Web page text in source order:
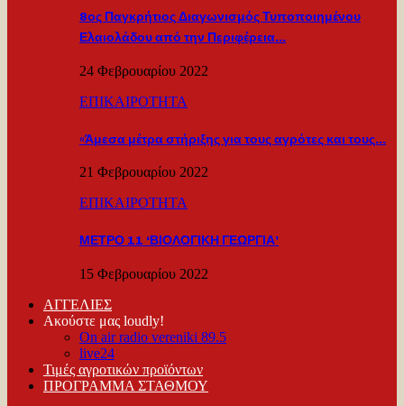
8ος Παγκρήτιος Διαγωνισμός Τυποποιημένου
Ελαιολάδου από την Περιφέρεια…
24 Φεβρουαρίου 2022
ΕΠΙΚΑΙΡΟΤΗΤΑ
«Άμεσα μέτρα στήριξης για τους αγρότες και τους…
21 Φεβρουαρίου 2022
ΕΠΙΚΑΙΡΟΤΗΤΑ
ΜΕΤΡΟ 11 ‘ΒΙΟΛΟΓΙΚΗ ΓΕΩΡΓΙΑ’
15 Φεβρουαρίου 2022
ΑΓΓΕΛΙΕΣ
Ακούστε μας loudly!
On air radio vereniki 89.5
live24
Τιμές αγροτικών προϊόντων
ΠΡΟΓΡΑΜΜΑ ΣΤΑΘΜΟΥ